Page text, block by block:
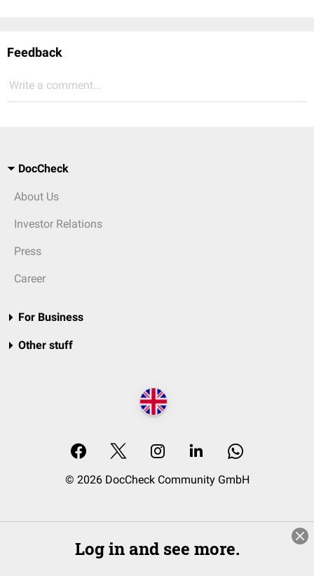
Feedback
Write a comment...
DocCheck
About Us
Investor Relations
Press
Career
For Business
Other stuff
© 2026 DocCheck Community GmbH
Log in and see more.